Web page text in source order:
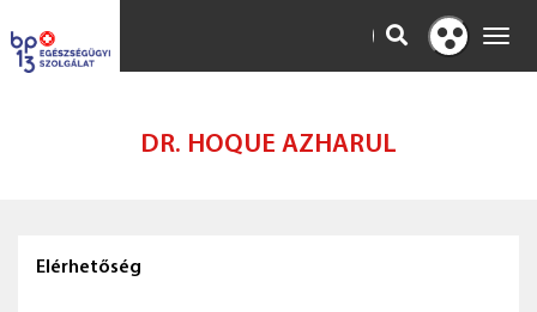
KERESÉS
Kontraszt
nézet
DR. HOQUE AZHARUL
Elérhetőség